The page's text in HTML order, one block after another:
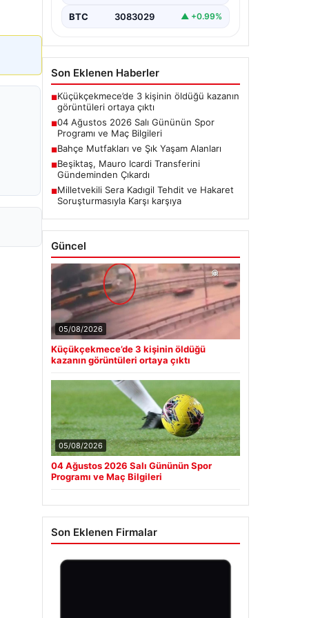
BTC 3083029 ▲ +0.99%
Son Eklenen Haberler
■Küçükçekmece’de 3 kişinin öldüğü kazanın
görüntüleri ortaya çıktı
■04 Ağustos 2026 Salı Gününün Spor
Programı ve Maç Bilgileri
■Bahçe Mutfakları ve Şık Yaşam Alanları
■Beşiktaş, Mauro Icardi Transferini
Gündeminden Çıkardı
■Milletvekili Sera Kadıgil Tehdit ve Hakaret
Soruşturmasıyla Karşı karşıya
Güncel
05/08/2026
Küçükçekmece’de 3 kişinin öldüğü
kazanın görüntüleri ortaya çıktı
05/08/2026
04 Ağustos 2026 Salı Gününün Spor
Programı ve Maç Bilgileri
Son Eklenen Firmalar